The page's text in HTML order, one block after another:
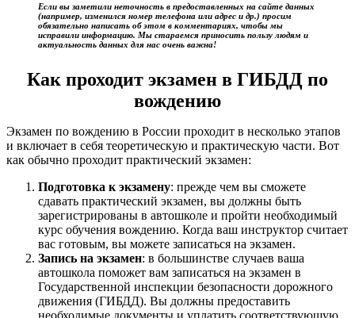
Если вы заметили неточность в предоставленных на сайте данных
(например, изменился номер телефона или адрес и др.) просим
обязательно написать об этом в комментариях, чтобы мы
исправили информацию. Мы стараемся приносить пользу людям и
актуальность данных для нас очень важна!
Как проходит экзамен в ГИБДД по
вождению
Экзамен по вождению в России проходит в несколько этапов
и включает в себя теоретическую и практическую части. Вот
как обычно проходит практический экзамен:
Подготовка к экзамену: прежде чем вы сможете
сдавать практический экзамен, вы должны быть
зарегистрированы в автошколе и пройти необходимый
курс обучения вождению. Когда ваш инструктор считает
вас готовым, вы можете записаться на экзамен.
Запись на экзамен: в большинстве случаев ваша
автошкола поможет вам записаться на экзамен в
Государственной инспекции безопасности дорожного
движения (ГИБДД). Вы должны предоставить
необходимые документы и уплатить соответствующую